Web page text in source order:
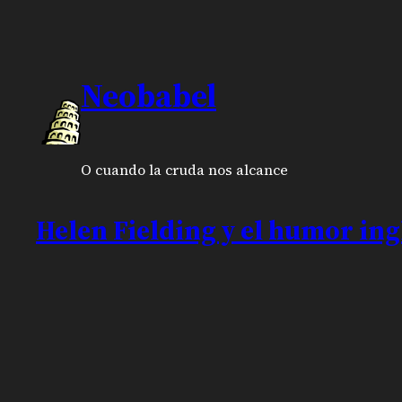
Neobabel
O cuando la cruda nos alcance
Helen Fielding y el humor